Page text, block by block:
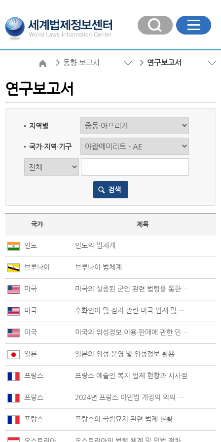
동향 보고서 연구보고서
연구보고서
지역별
국가·지역·기구
검색
국가 제목
인도 인도의 법체계
브루나이 브루나이 법체계
미국 미국의 실종된 군인 관련 법령을 통한 함의와 시사점 고찰
미국 수화언어 및 점자 관련 미국 법제 및 정책의 현황
미국 미국의 위성정보 이용·판매에 관한 민간위성사업자 면허제도 현황
일본 일본의 위성 운영 및 위성정보 활용·판매에 관한 법제 현황
프랑스 프랑스 예술인 복지 법제 현황과 시사점
프랑스 2024년 프랑스 이민법 개정의 의의 및 주요내용
프랑스 프랑스의 국립묘지 관련 법제 현황